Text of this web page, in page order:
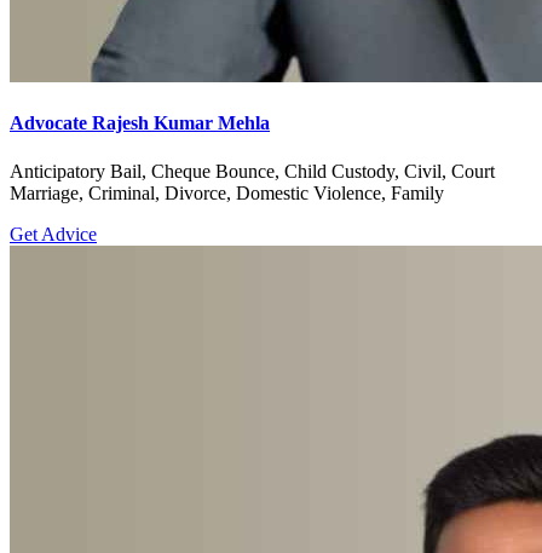
Advocate Rajesh Kumar Mehla
Anticipatory Bail, Cheque Bounce, Child Custody, Civil, Court
Marriage, Criminal, Divorce, Domestic Violence, Family
Get Advice